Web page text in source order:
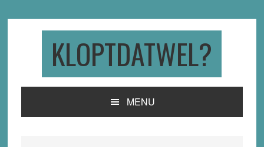
KLOPTDATWEL?
MENU